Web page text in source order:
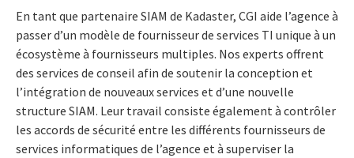
En tant que partenaire SIAM de Kadaster, CGI aide l’agence à
passer d’un modèle de fournisseur de services TI unique à un
écosystème à fournisseurs multiples. Nos experts offrent
des services de conseil afin de soutenir la conception et
l’intégration de nouveaux services et d’une nouvelle
structure SIAM. Leur travail consiste également à contrôler
les accords de sécurité entre les différents fournisseurs de
services informatiques de l’agence et à superviser la